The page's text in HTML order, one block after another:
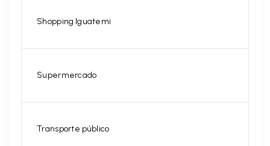
Shopping Iguatemi
Supermercado
Transporte público